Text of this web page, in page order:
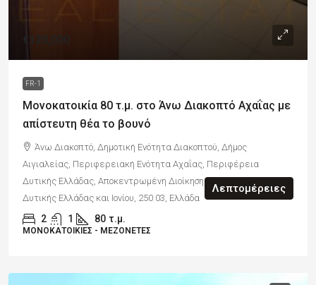
FR-1
Μονοκατοικία 80 τ.μ. στο Άνω Διακοπτό Αχαΐας με
απίστευτη θέα το βουνό
Άνω Διακοπτό, Δημοτική Ενότητα Διακοπτού, Δήμος
Αιγιαλείας, Περιφερειακή Ενότητα Αχαΐας, Περιφέρεια
Δυτικής Ελλάδας, Αποκεντρωμένη Διοίκηση Πελοποννήσου,
Δυτικής Ελλάδας και Ιονίου, 250 03, Ελλάδα
2 1 80 τ.μ.
ΜΟΝΟΚΑΤΟΙΚΊΕΣ - ΜΕΖΟΝΈΤΕΣ
Λεπτομέρειες